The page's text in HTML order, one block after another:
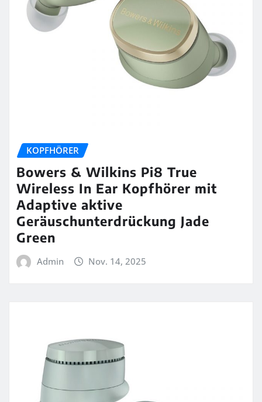
KOPFHÖRER
Bowers & Wilkins Pi8 True
Wireless In Ear Kopfhörer mit
Adaptive aktive
Geräuschunterdrückung Jade
Green
Admin Nov. 14, 2025